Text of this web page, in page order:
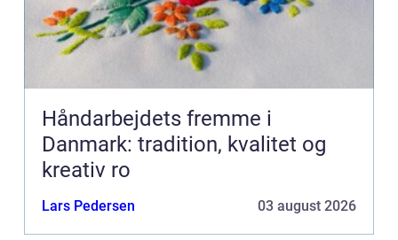
Håndarbejdets fremme i
Danmark: tradition, kvalitet og
kreativ ro
Lars Pedersen 03 august 2026